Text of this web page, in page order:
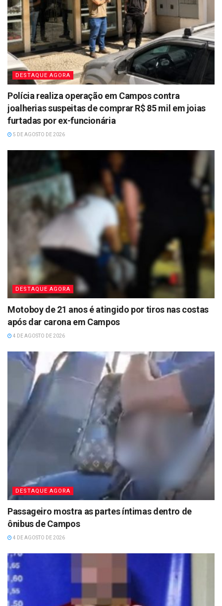
DESTAQUE AGORA
Polícia realiza operação em Campos contra
joalherias suspeitas de comprar R$ 85 mil em joias
furtadas por ex-funcionária
5 DE AGOSTO DE 2026
DESTAQUE AGORA
Motoboy de 21 anos é atingido por tiros nas costas
após dar carona em Campos
4 DE AGOSTO DE 2026
DESTAQUE AGORA
Passageiro mostra as partes íntimas dentro de
ônibus de Campos
4 DE AGOSTO DE 2026